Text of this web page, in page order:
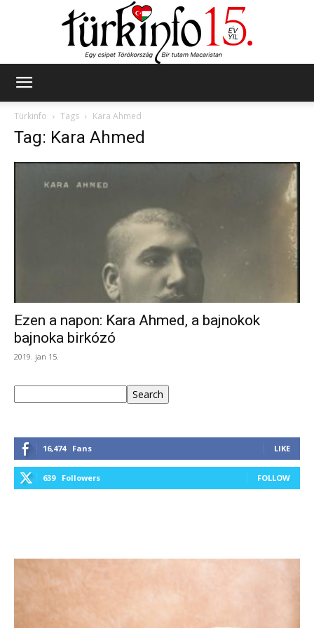
Türkinfo
Tags Kara Ahmed
Tag: Kara Ahmed
Ezen a napon: Kara Ahmed, a bajnokok
bajnoka birkózó
2019. jan 15.
Search
16,474 Fans LIKE
639 Followers FOLLOW